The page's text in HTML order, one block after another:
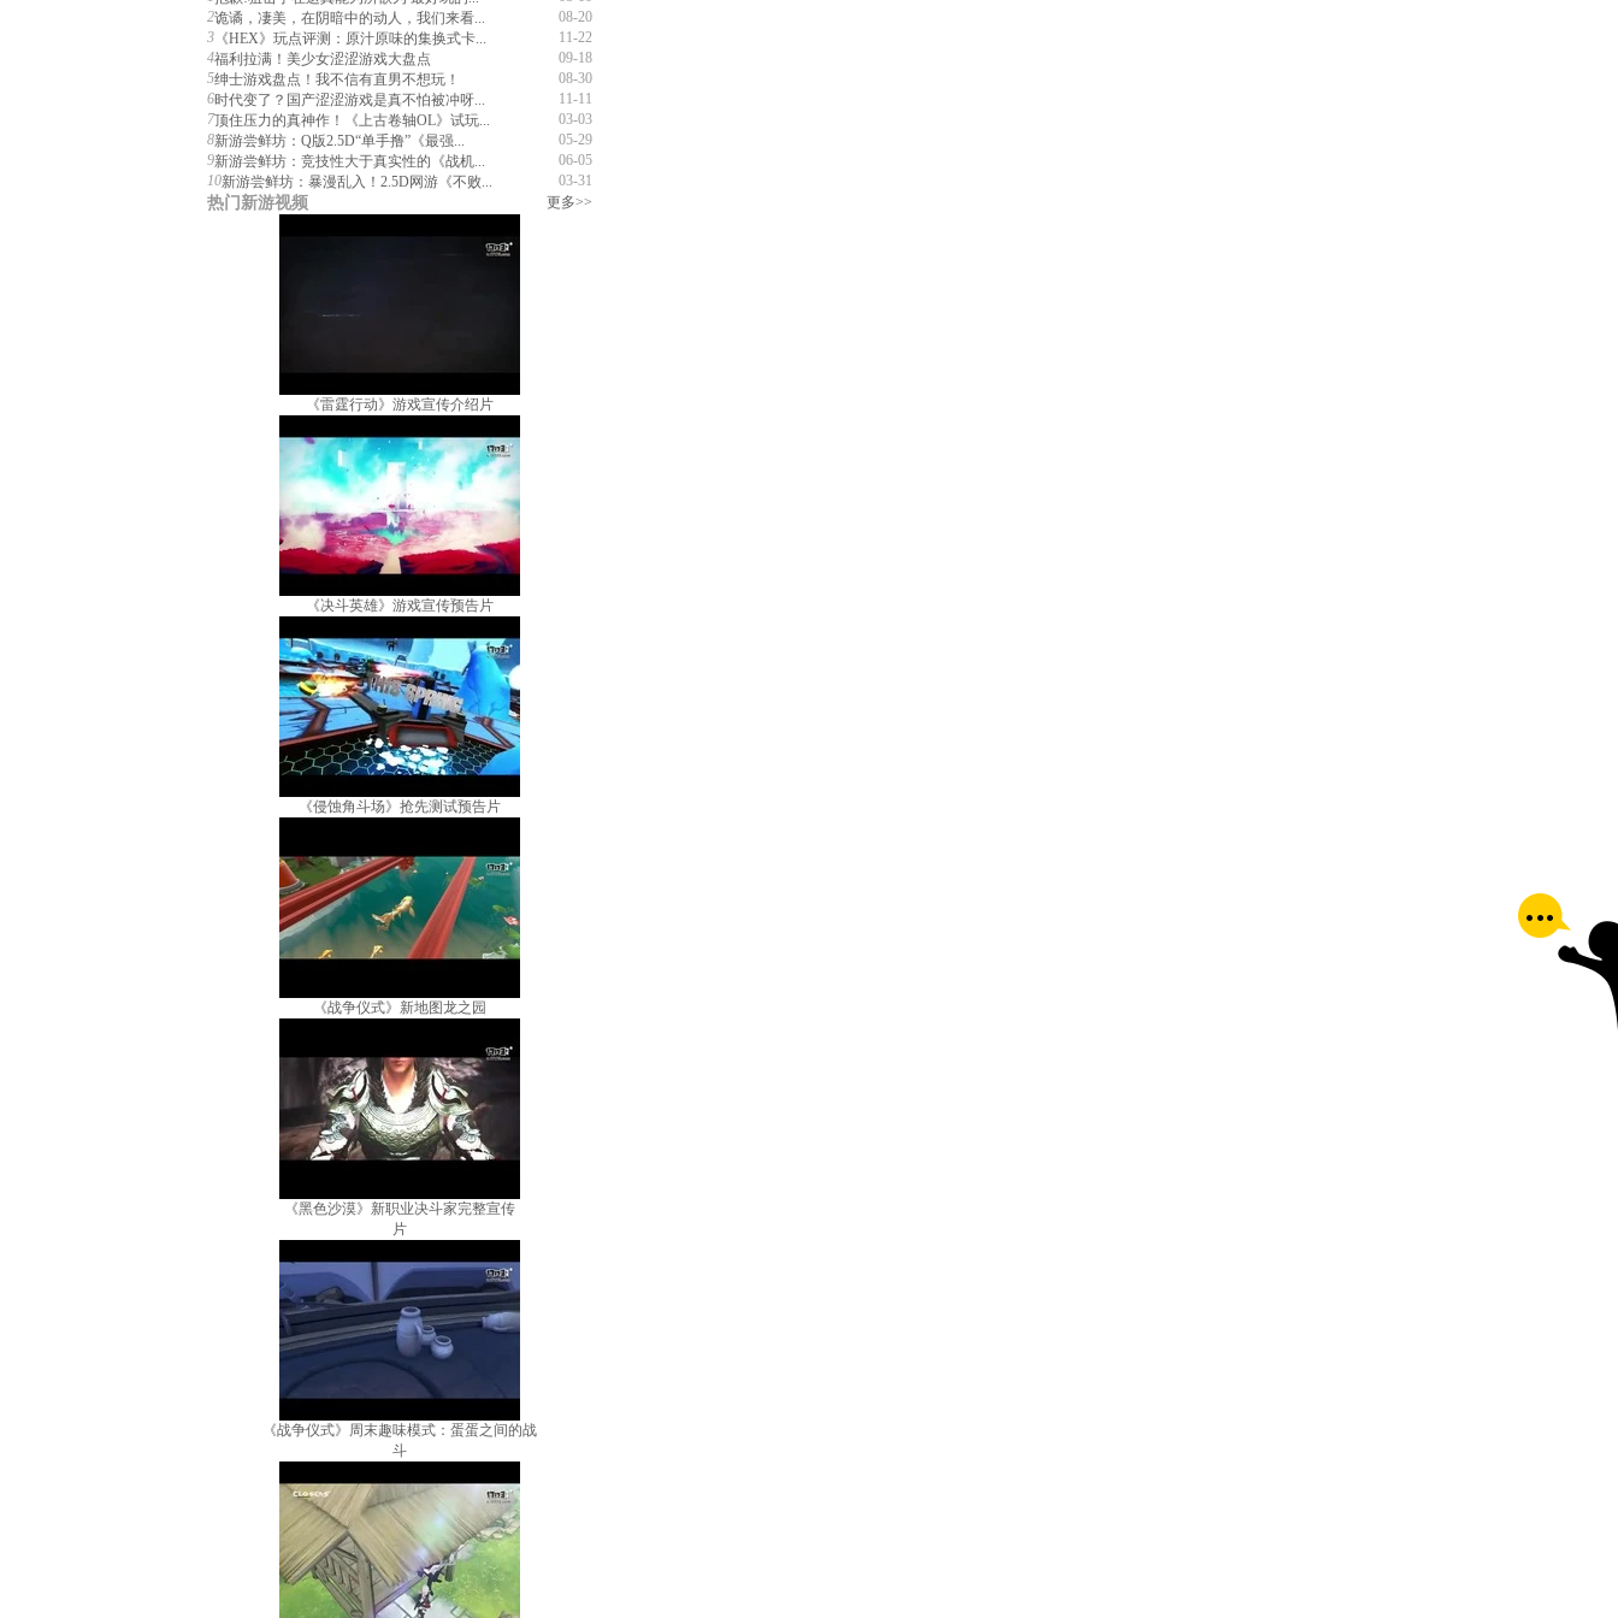
2
08-20
诡谲，凄美，在阴暗中的动人，我们来看...
3
11-22
《HEX》玩点评测：原汁原味的集换式卡...
4
09-18
福利拉满！美少女涩涩游戏大盘点
5
08-30
绅士游戏盘点！我不信有直男不想玩！
6
11-11
时代变了？国产涩涩游戏是真不怕被冲呀...
7
03-03
顶住压力的真神作！《上古卷轴OL》试玩...
8
05-29
新游尝鲜坊：Q版2.5D“单手撸”《最强...
9
06-05
新游尝鲜坊：竞技性大于真实性的《战机...
10
03-31
新游尝鲜坊：暴漫乱入！2.5D网游《不败...
热门新游视频 更多>>
《雷霆行动》游戏宣传介绍片
《决斗英雄》游戏宣传预告片
《侵蚀角斗场》抢先测试预告片
《战争仪式》新地图龙之园
《黑色沙漠》新职业决斗家完整宣传
片
《战争仪式》周末趣味模式：蛋蛋之间的战
斗